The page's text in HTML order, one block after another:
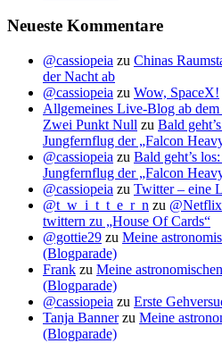
Neueste Kommentare
@cassiopeia zu Chinas
der Nacht ab
@cassiopeia zu Wow, SpaceX!
Allgemeines Live-Blog ab
Zwei Punkt Null zu Bald
Jungfernflug der „Falcon
@cassiopeia zu Bald geht’s
Jungfernflug der „Falcon
@cassiopeia zu Twitter – eine
@t_w_i_t_t_e_r_n zu
twittern zu „House Of Cards“
@gottie29 zu Meine
(Blogparade)
Frank zu Meine
(Blogparade)
@cassiopeia zu Erste
Tanja Bannerzu Meine
(Blogparade)